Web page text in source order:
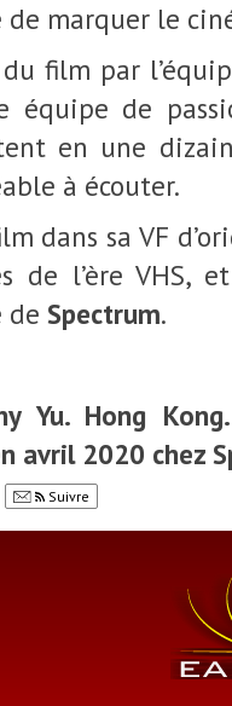
marquer le
film par
équipe de
en une
à écouter.
dans sa VF
de l’ère VHS,
de Spectrum.
Yu. Hong
avril 2020 chez
Suivre